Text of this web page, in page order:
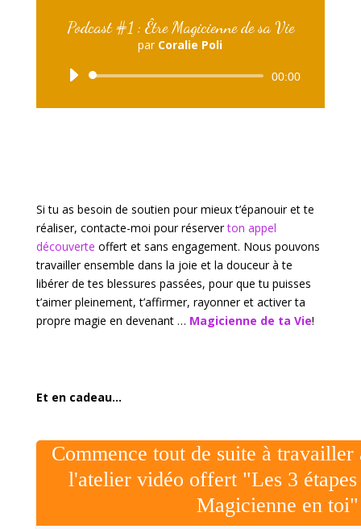
Podcast #1 : Être Magicien·ne de sa Vie
par Coralie Poli
Lecteur
00:00
Si tu as besoin de soutien pour mieux t’épanouir et te
réaliser, contacte-moi pour réserverton appel
découverte offert et sans engagement. Nous pouvons
travailler ensemble dans la joie et la douceur à te
libérer de tes blessures passées, pour que tu puisses
t’aimer pleinement, t’affirmer, rayonner et activer ta
propre magie en devenant … Magicienne de ta Vie!
Et en cadeau...
Commence tout de suite à travailler
l'atelier vidéo offert "Les 3
Magicienne en toi"